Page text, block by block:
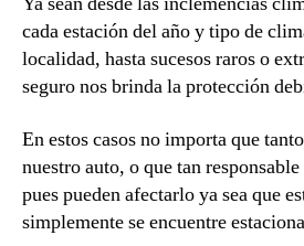
cada estación del año y tipo de
localidad, hasta sucesos raros o
seguro nos brinda la protección
En estos casos no importa que
nuestro auto, o que tan
pues pueden afectarlo ya sea que
simplemente se encuentre